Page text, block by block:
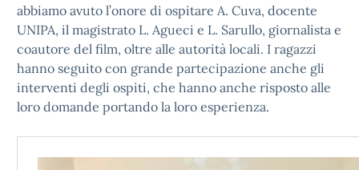
abbiamo avuto l’onore di ospitare A. Cuva, docente
UNIPA, il magistrato L. Agueci e L. Sarullo, giornalista e
coautore del film, oltre alle autorità locali. I ragazzi
hanno seguito con grande partecipazione anche gli
interventi degli ospiti, che hanno anche risposto alle
loro domande portando la loro esperienza.